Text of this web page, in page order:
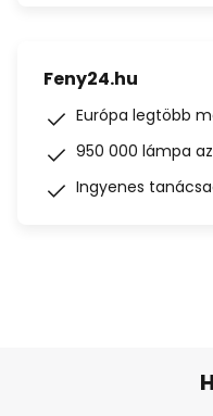
Feny24.hu
Európa legtöbb
950 000 lámpa
Ingyenes